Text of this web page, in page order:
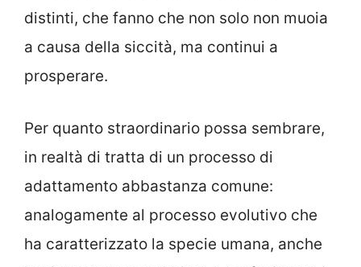
distinti, che fanno che non solo non muoia
a causa della siccità, ma continui a
prosperare.
Per quanto straordinario possa sembrare,
in realtà di tratta di un processo di
adattamento abbastanza comune:
analogamente al processo evolutivo che
ha caratterizzato la specie umana, anche